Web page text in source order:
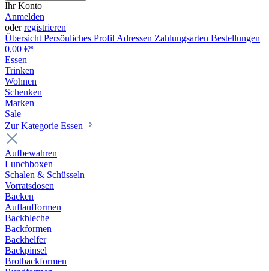
Ihr Konto
Anmelden
oderregistrieren
Übersicht Persönliches Profil Adressen Zahlungsarten Bestellungen
0,00 €*
Essen
Trinken
Wohnen
Schenken
Marken
Sale
Zur Kategorie Essen
Aufbewahren
Lunchboxen
Schalen & Schüsseln
Vorratsdosen
Backen
Auflaufformen
Backbleche
Backformen
Backhelfer
Backpinsel
Brotbackformen